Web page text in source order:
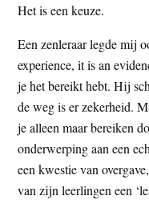
Het is een keuze.
Een zenleraar legde mij
experience, it is an
je het bereikt hebt. Hij
de weg is er zekerheid.
je alleen maar bereiken
onderwerping aan een
een kwestie van
van zijn leerlingen een